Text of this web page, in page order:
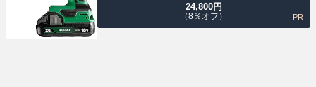
24,800円
（8％オフ） PR